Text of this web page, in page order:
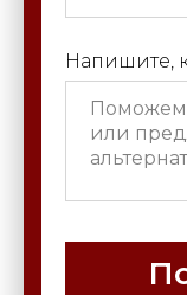
Напишите,